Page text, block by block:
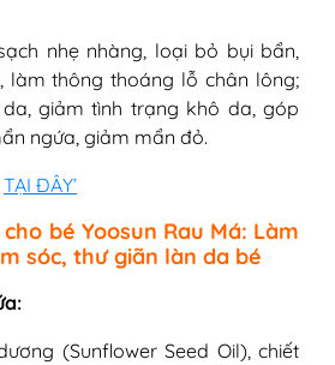
nhẹ nhàng, loại bỏ bụi bẩn,
làm thông thoáng lỗ chân lông;
giảm tình trạng khô da, góp
ngứa, giảm mẩn đỏ.
TẠI ĐÂY’
bé Yoosun Rau Má: Làm
sóc, thư giãn làn da bé
(Sunflower Seed Oil), chiết